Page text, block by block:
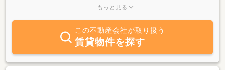
京都市内、向日市はもちろん、中でも特に西京区、会社から近くの
ならではの情報力に自信があります。不動産の売買や建築という
と、一生に何度もあることではありません、分からないこと、不安
に思うことがたくさんおありだと思います。そういったお客様の立
場に立って、ひとつひとつ丁寧に、不動産のプロフェッショナルと
して、お客様を全力でサポートいたします。店舗前に駐車スペース
もっと見る
この不動産会社が取り扱う
賃貸物件を探す